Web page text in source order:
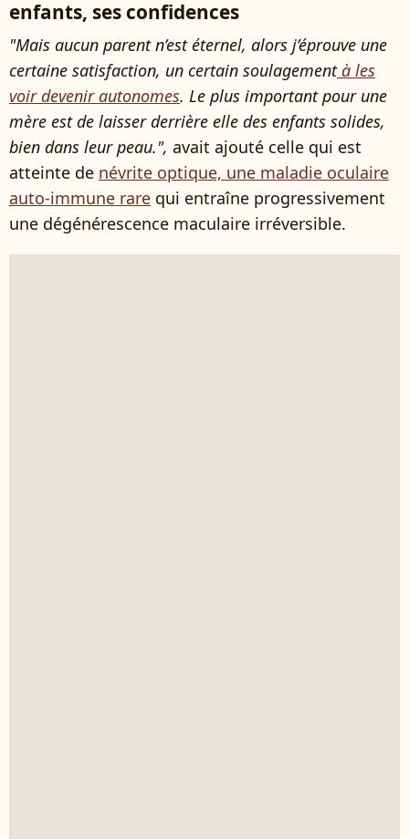
enfants, ses confidences
"Mais aucun parent n’est éternel, alors j’éprouve une
certaine satisfaction, un certain soulagementà les
voir devenir autonomes. Le plus important pour une
mère est de laisser derrière elle des enfants solides,
bien dans leur peau.", avait ajouté celle qui est
atteinte de névrite optique, une maladie oculaire
auto-immune rare qui entraîne progressivement
une dégénérescence maculaire irréversible.